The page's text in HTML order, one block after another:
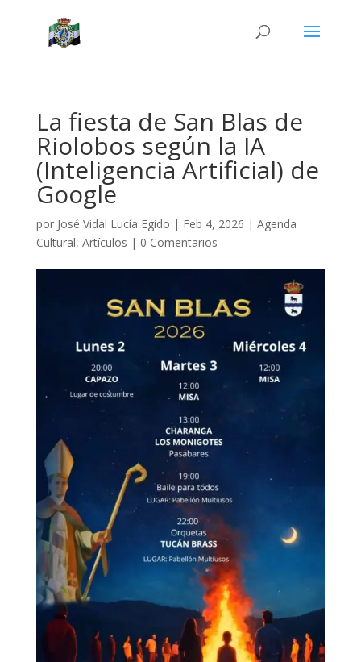
La fiesta de San Blas de
Riolobos según la IA
(Inteligencia Artificial) de
Google
por José Vidal Lucía Egido | Feb 4, 2026 | Agenda
Cultural, Artículos | 0 Comentarios